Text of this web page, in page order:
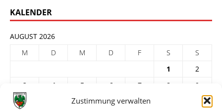
Zustimmung verwalten
KALENDER
AUGUST 2026
M
D M D F S
S
1
2
3
4 5 6 7 8
9
10
12 13 14